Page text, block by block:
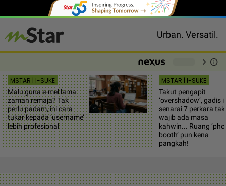
Urban. Versatil.
chevron_right info
MSTAR | I-SUKE
Malu guna e-mel lama
zaman remaja? Tak
perlu padam, ini cara
tukar kepada ‘username’
lebih profesional
MSTAR | I-SUKE
Takut pengapit
‘overshadow’, gadis
senarai 7 perkara tak
wajib ada masa
kahwin... Ruang
booth’ pun kena
pangkah!